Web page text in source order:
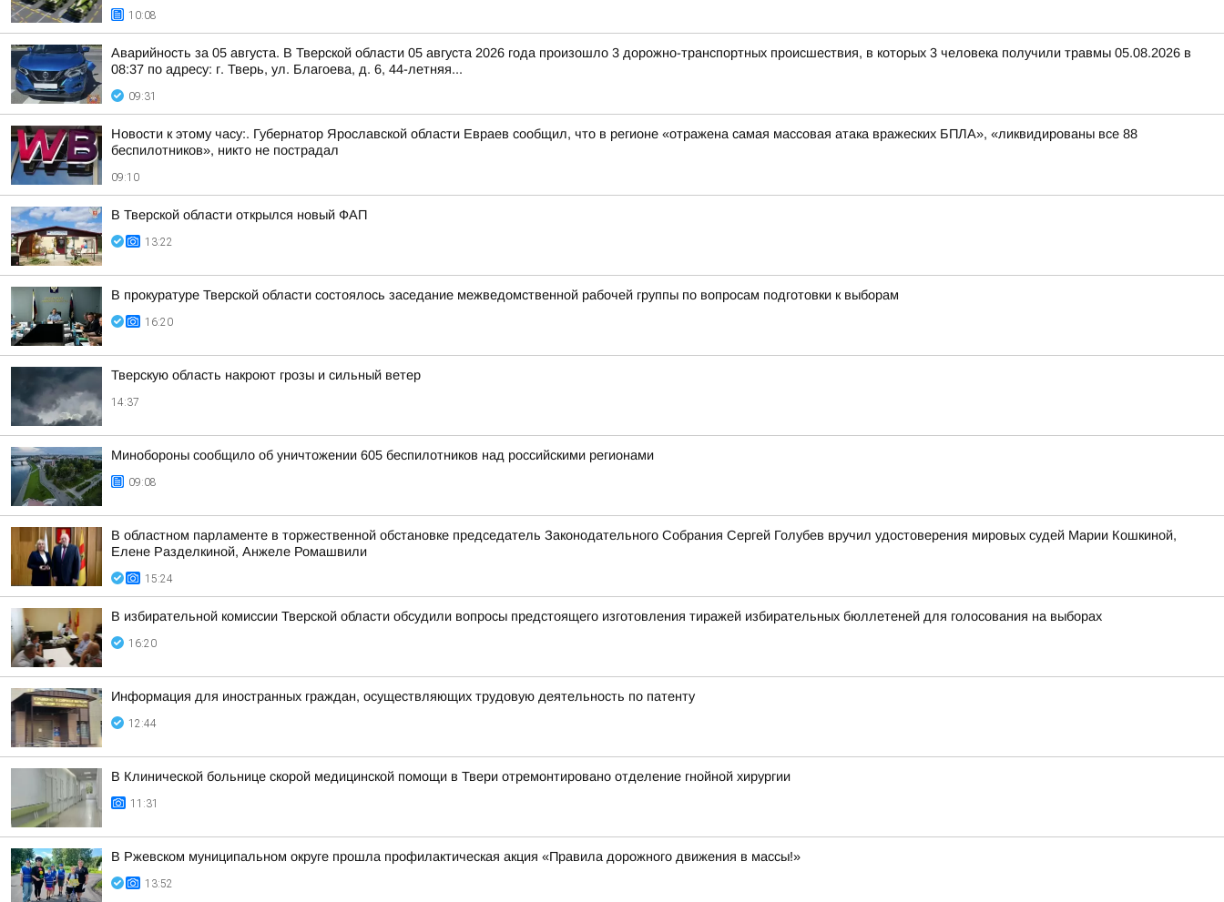
10:08
Аварийность за 05 августа. В Тверской области 05 августа 2026 года произошло 3 дорожно-транспортных происшествия, в которых 3 человека получили травмы 05.08.2026 в
08:37 по адресу: г. Тверь, ул. Благоева, д. 6, 44-летняя...
09:31
Новости к этому часу:. Губернатор Ярославской области Евраев сообщил, что в регионе «отражена самая массовая атака вражеских БПЛА», «ликвидированы все 88
беспилотников», никто не пострадал
09:10
В Тверской области открылся новый ФАП
13:22
В прокуратуре Тверской области состоялось заседание межведомственной рабочей группы по вопросам подготовки к выборам
16:20
Тверскую область накроют грозы и сильный ветер
14:37
Минобороны сообщило об уничтожении 605 беспилотников над российскими регионами
09:08
В областном парламенте в торжественной обстановке председатель Законодательного Собрания Сергей Голубев вручил удостоверения мировых судей Марии Кошкиной,
Елене Разделкиной, Анжеле Ромашвили
15:24
В избирательной комиссии Тверской области обсудили вопросы предстоящего изготовления тиражей избирательных бюллетеней для голосования на выборах
16:20
Информация для иностранных граждан, осуществляющих трудовую деятельность по патенту
12:44
В Клинической больнице скорой медицинской помощи в Твери отремонтировано отделение гнойной хирургии
11:31
В Ржевском муниципальном округе прошла профилактическая акция «Правила дорожного движения в массы!»
13:52